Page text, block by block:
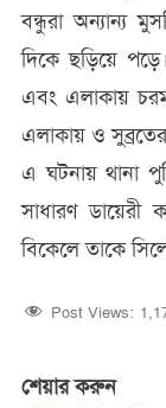
বন্ধুরা অন্যান্য
দিকে ছড়িয়ে
এবং এলাকায় চরম
এলাকায় ও
এ ঘটনায় থানা
সাধারণ ডায়েরী
বিকেলে তাকে
Post Views:
শেয়ার করুন